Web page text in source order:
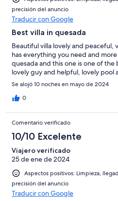
precisión del anuncio
Traducir con Google
Best villa in quesada
Beautiful villa lovely and peaceful,
has everything you need and
quesada and this one is one of the
lovely guy and helpful, lovely pool
Se alojó 10 noches en mayo de 2024
0
Comentario verificado
10/10 Excelente
Viajero verificado
25 de ene de 2024
Aspectos positivos: Limpieza,
precisión del anuncio
Traducir con Google